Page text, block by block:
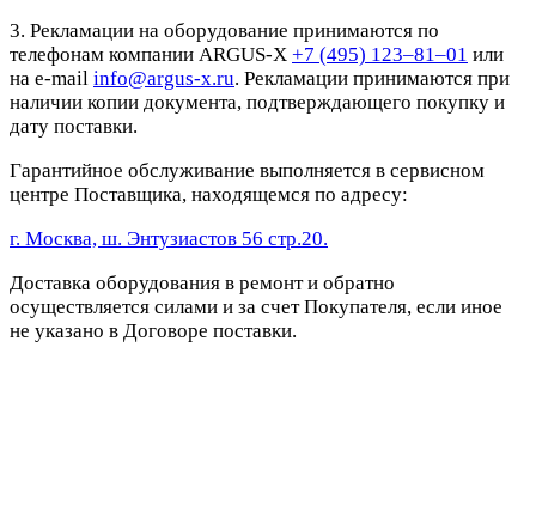
3. Рекламации на оборудование принимаются по
телефонам компании ARGUS-X +7 (495) 123–81–01 или
на e-mail info@argus-x.ru. Рекламации принимаются при
наличии копии документа, подтверждающего покупку и
дату поставки.
Гарантийное обслуживание выполняется в сервисном
центре Поставщика, находящемся по адресу:
г. Москва, ш. Энтузиастов 56 стр.20.
Доставка оборудования в ремонт и обратно
осуществляется силами и за счет Покупателя, если иное
не указано в Договоре поставки.